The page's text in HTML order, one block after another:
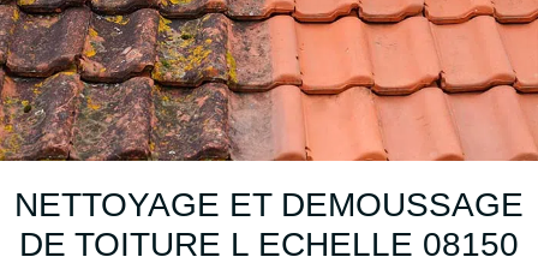
NETTOYAGE ET DEMOUSSAGE
DE TOITURE L ECHELLE 08150